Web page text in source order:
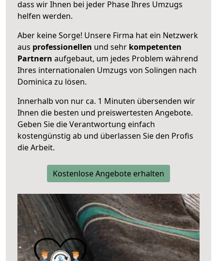
dass wir Ihnen bei jeder Phase Ihres Umzugs
helfen werden.
Aber keine Sorge! Unsere Firma hat ein Netzwerk
aus professionellen und sehr kompetenten
Partnern aufgebaut, um jedes Problem während
Ihres internationalen Umzugs von Solingen nach
Dominica zu lösen.
Innerhalb von nur ca. 1 Minuten übersenden wir
Ihnen die besten und preiswertesten Angebote.
Geben Sie die Verantwortung einfach
kostengünstig ab und überlassen Sie den Profis
die Arbeit.
Kostenlose Angebote erhalten